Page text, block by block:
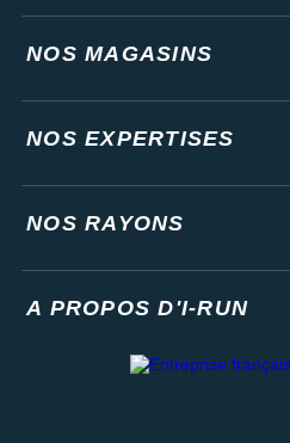
NOS MAGASINS
NOS EXPERTISES
NOS RAYONS
A PROPOS D'I-RUN